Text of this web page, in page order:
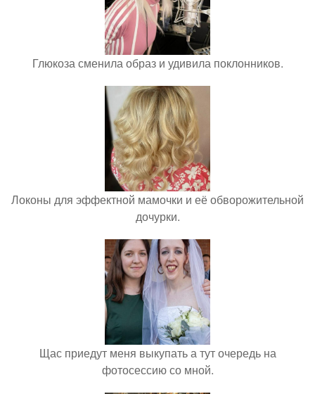
Глюкоза сменила образ и удивила поклонников.
Локоны для эффектной мамочки и её обворожительной
дочурки.
Щас приедут меня выкупать а тут очередь на
фотосессию со мной.